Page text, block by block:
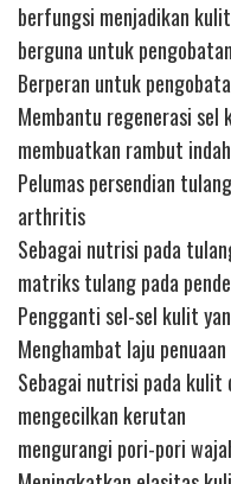
berfungsi menjadikan
berguna untuk
Berperan untuk
Membantu regenerasi sel
membuatkan rambut
Pelumas persendian
arthritis
Sebagai nutrisi pada
matriks tulang pada
Pengganti sel-sel kulit
Menghambat laju penuaan
Sebagai nutrisi pada kulit
mengecilkan kerutan
mengurangi pori-pori